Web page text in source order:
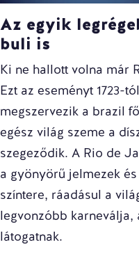
Az egyik
buli is
Ki ne hallott volna már
Ezt az eseményt 1723-
megszervezik a brazil
egész világ szeme a
szegeződik. A Rio de
a gyönyörű jelmezek
színtere, ráadásul a
legvonzóbb
látogatnak.